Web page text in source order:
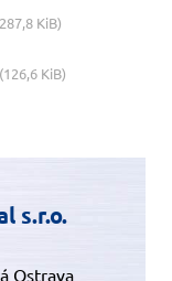
KiB)
(126,6 KiB)
s.r.o.
Ostrava